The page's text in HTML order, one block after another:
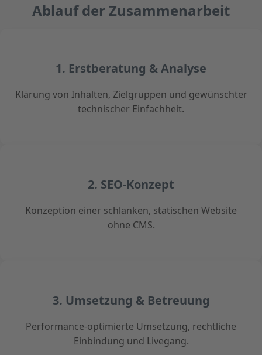
Ablauf der Zusammenarbeit
1. Erstberatung & Analyse
Klärung von Inhalten, Zielgruppen und gewünschter
technischer Einfachheit.
2. SEO-Konzept
Konzeption einer schlanken, statischen Website
ohne CMS.
3. Umsetzung & Betreuung
Performance-optimierte Umsetzung, rechtliche
Einbindung und Livegang.